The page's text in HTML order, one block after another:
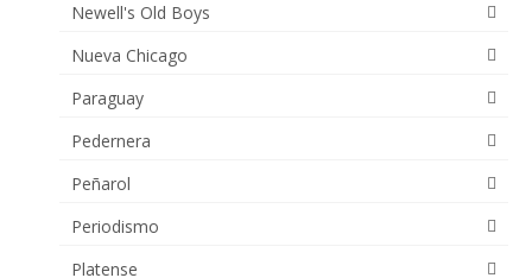
Newell's Old Boys
Nueva Chicago
Paraguay
Pedernera
Peñarol
Periodismo
Platense